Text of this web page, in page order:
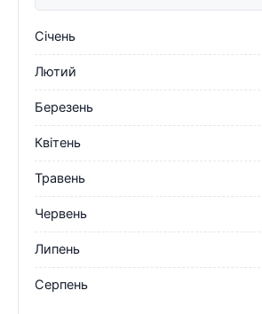
Січень
Лютий
Березень
Квітень
Травень
Червень
Липень
Серпень